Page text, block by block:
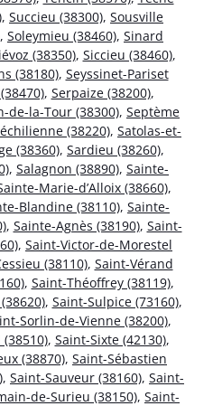
, Succieu (38300), Sousville
, Soleymieu (38460), Sinard
(38350), Siccieu (38460),
(38180), Seyssinet-Pariset
, Serpaize (38200),
de-la-Tour (38300), Septème
(38220), Satolas-et-
(38360), Sardieu (38260),
, Salagnon (38890), Sainte-
Marie-d’Alloix (38660),
Blandine (38110), Sainte-
, Sainte-Agnès (38190), Saint-
, Saint-Victor-de-Morestel
(38110), Saint-Vérand
, Saint-Théoffrey (38119),
, Saint-Sulpice (73160),
Sorlin-de-Vienne (38200),
, Saint-Sixte (42130),
(38870), Saint-Sébastien
, Saint-Sauveur (38160), Saint-
de-Surieu (38150), Saint-